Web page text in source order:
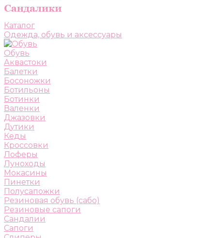
Каталог
Одежда, обувь и аксессуары
Обувь
Аквастоки
Балетки
Босоножки
Ботильоны
Ботинки
Валенки
Джазовки
Дутики
Кеды
Кроссовки
Лоферы
Луноходы
Мокасины
Пинетки
Полусапожки
Резиновая обувь (сабо)
Резиновые сапоги
Сандалии
Сапоги